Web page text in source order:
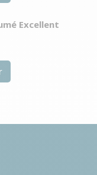
Excellent